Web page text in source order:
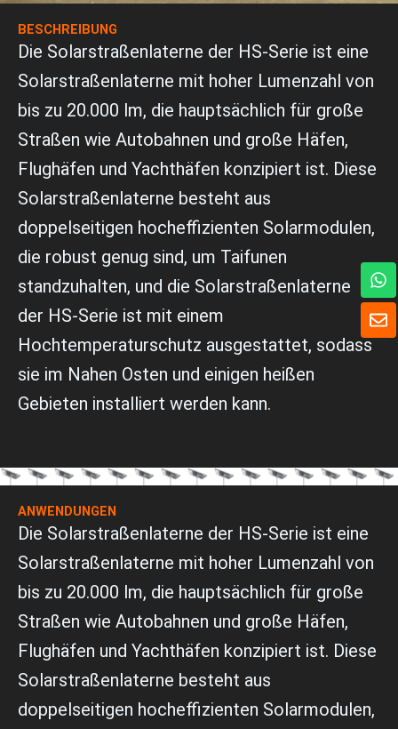
BESCHREIBUNG
Die Solarstraßenlaterne der HS-Serie ist eine
Solarstraßenlaterne mit hoher Lumenzahl von
bis zu 20.000 lm, die hauptsächlich für große
Straßen wie Autobahnen und große Häfen,
Flughäfen und Yachthäfen konzipiert ist. Diese
Solarstraßenlaterne besteht aus
doppelseitigen hocheffizienten Solarmodulen,
die robust genug sind, um Taifunen
standzuhalten, und die Solarstraßenlaterne
der HS-Serie ist mit einem
Hochtemperaturschutz ausgestattet, sodass
sie im Nahen Osten und einigen heißen
Gebieten installiert werden kann.
ANWENDUNGEN
Die Solarstraßenlaterne der HS-Serie ist eine
Solarstraßenlaterne mit hoher Lumenzahl von
bis zu 20.000 lm, die hauptsächlich für große
Straßen wie Autobahnen und große Häfen,
Flughäfen und Yachthäfen konzipiert ist. Diese
Solarstraßenlaterne besteht aus
doppelseitigen hocheffizienten Solarmodulen,
U
m
W
h
a
t
s